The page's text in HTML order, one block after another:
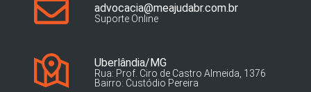
advocacia@meajudabr.com.br
Suporte Online
Uberlândia/MG
Rua: Prof. Ciro de Castro Almeida, 1376
Bairro: Custódio Pereira